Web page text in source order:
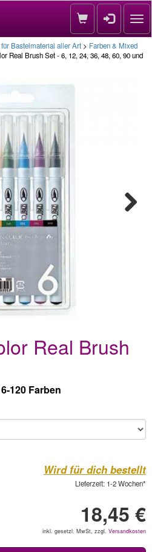
Bastelmaterial aller Art > Farben & Mixed
Real Brush Set - 6, 12, 24, 36, 48, 60, 90 und
Real Brush
120 Farben
Wird für dich bestellt
Lieferzeit: 1-2 Wochen*
18,45 €
inkl. gesetzl. MwSt, zzgl. Versandkosten